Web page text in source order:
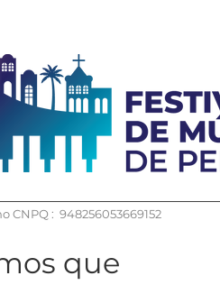
CNPQ : 948256053669152
que